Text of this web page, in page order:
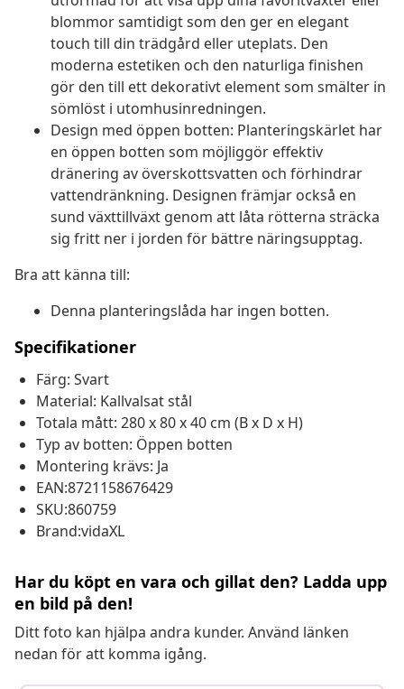
blommor samtidigt som den ger en elegant
touch till din trädgård eller uteplats. Den
moderna estetiken och den naturliga finishen
gör den till ett dekorativt element som smälter in
sömlöst i utomhusinredningen.
Design med öppen botten: Planteringskärlet har
en öppen botten som möjliggör effektiv
dränering av överskottsvatten och förhindrar
vattendränkning. Designen främjar också en
sund växttillväxt genom att låta rötterna sträcka
sig fritt ner i jorden för bättre näringsupptag.
Bra att känna till:
Denna planteringslåda har ingen botten.
Specifikationer
Färg: Svart
Material: Kallvalsat stål
Totala mått: 280 x 80 x 40 cm (B x D x H)
Typ av botten: Öppen botten
Montering krävs: Ja
EAN:8721158676429
SKU:860759
Brand:vidaXL
Har du köpt en vara och gillat den? Ladda upp
en bild på den!
Ditt foto kan hjälpa andra kunder. Använd länken
nedan för att komma igång.